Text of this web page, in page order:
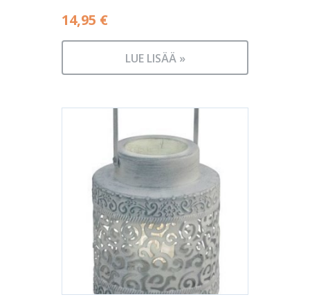
14,95 €
LUE LISÄÄ »